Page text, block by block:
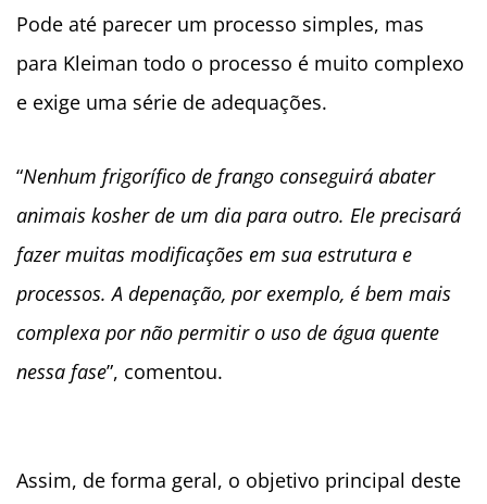
Pode até parecer um processo simples, mas
para Kleiman todo o processo é muito complexo
e exige uma série de adequações.
“Nenhum frigorífico de frango conseguirá abater
animais kosher de um dia para outro. Ele precisará
fazer muitas modificações em sua estrutura e
processos. A depenação, por exemplo, é bem mais
complexa por não permitir o uso de água quente
nessa fase”, comentou.
Assim, de forma geral, o objetivo principal deste